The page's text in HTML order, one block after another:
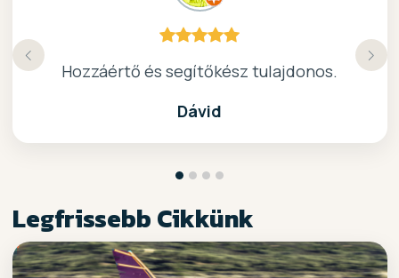
Hozzáértő és segítőkész tulajdonos.
Dávid
kiváló surf-ös bolt .. ajánlom!
Nagyon kedves elado, jo kis bolt :)
Köszönöm a gyors, barátságos kiszolgálast.
Legfrissebb Cikkünk